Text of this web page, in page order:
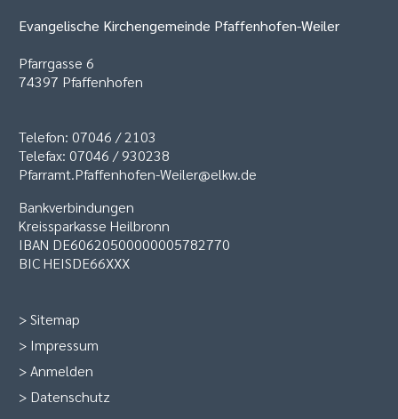
Evangelische Kirchengemeinde Pfaffenhofen-Weiler
Pfarrgasse 6
74397 Pfaffenhofen
Telefon: 07046 / 2103
Telefax: 07046 / 930238
Pfarramt.Pfaffenhofen-Weiler@elkw.de
Bankverbindungen
Kreissparkasse Heilbronn
IBAN DE60620500000005782770
BIC HEISDE66XXX
>Sitemap
> Impressum
>Anmelden
> Datenschutz